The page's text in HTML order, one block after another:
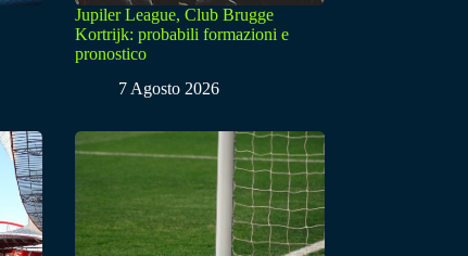
Jupiler League, Club Brugge
Kortrijk: probabili formazioni e
pronostico
7 Agosto 2026